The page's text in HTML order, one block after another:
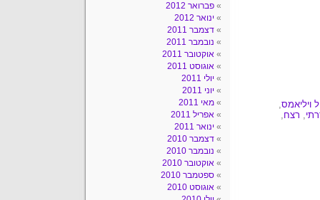
ויליאמס,
, רצח,
פברואר 2012
ינואר 2012
דצמבר 2011
נובמבר 2011
אוקטובר 2011
אוגוסט 2011
יולי 2011
יוני 2011
מאי 2011
אפריל 2011
ינואר 2011
דצמבר 2010
נובמבר 2010
אוקטובר 2010
ספטמבר 2010
אוגוסט 2010